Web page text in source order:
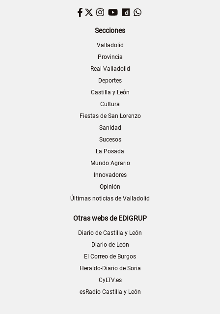
Facebook
TwitterInstagram
YouTubeDailymotion
Secciones
Valladolid
Provincia
Real Valladolid
Deportes
Castilla y León
Cultura
Fiestas de San Lorenzo
Sanidad
Sucesos
La Posada
Mundo Agrario
Innovadores
Opinión
Últimas noticias de Valladolid
Otras webs de EDIGRUP
Diario de Castilla y León
Diario de León
El Correo de Burgos
Heraldo-Diario de Soria
CyLTV.es
esRadio Castilla y León